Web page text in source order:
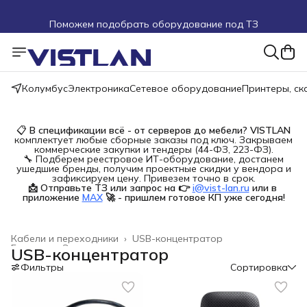
Пуско-наладочные работы
Пришлите запрос на e-mail или в чат
КолумбусЭлектроникаСетевое оборудованиеПринтеры,
📋 В спецификации всё - от серверов до мебели? VISTLAN
комплектует любые сборные заказы под ключ. Закрываем
коммерческие закупки и тендеры (44-ФЗ, 223-ФЗ).
🔧 Подберем реестровое ИТ-оборудование, достанем
ушедшие бренды, получим проектные скидки у вендора и
зафиксируем цену. Привезем точно в срок.
📩 Отправьте ТЗ или запрос на 👉 i@vist-lan.ru или в
приложение MAX 🚀 - пришлем готовое КП уже сегодня!
USB-концентратор
Кабели и переходники ›
Электроника
Главная
USB-концентратор
Фильтры Сортировка